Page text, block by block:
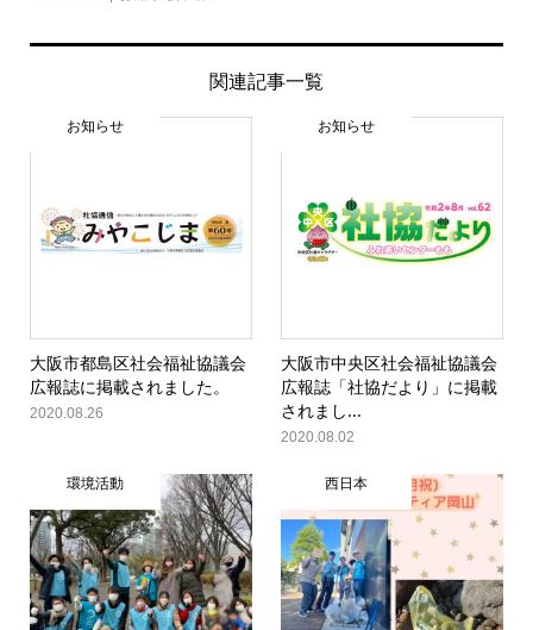
関連記事一覧
お知らせ
大阪市都島区社会福祉協議会
広報誌に掲載されました。
2020.08.26
お知らせ
大阪市中央区社会福祉協議会
広報誌「社協だより」に掲載
されまし...
2020.08.02
環境活動 西日本